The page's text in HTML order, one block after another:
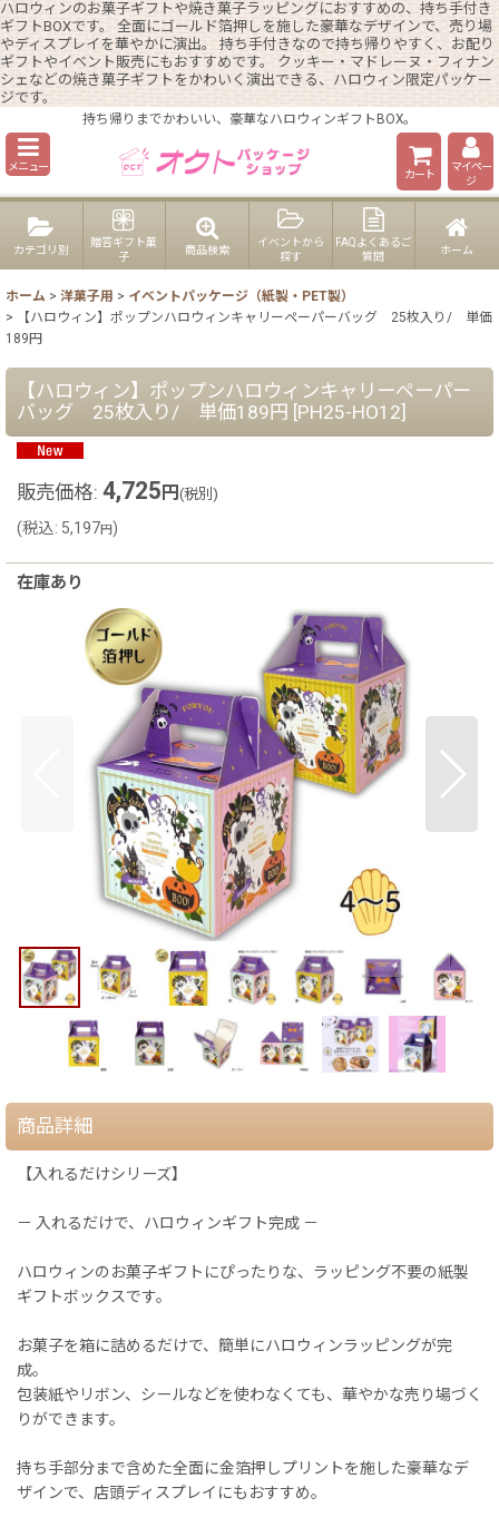
ハロウィンのお菓子ギフトや焼き菓子ラッピングにおすすめの、持ち手付き
ギフトBOXです。 全面にゴールド箔押しを施した豪華なデザインで、売り場
やディスプレイを華やかに演出。 持ち手付きなので持ち帰りやすく、お配り
ギフトやイベント販売にもおすすめです。 クッキー・マドレーヌ・フィナン
シェなどの焼き菓子ギフトをかわいく演出できる、ハロウィン限定パッケー
ジです。
持ち帰りまでかわいい、豪華なハロウィンギフトBOX。
メニュー
カート
マイペー
ジ
カテゴリ別
贈答ギフト菓
子
商品検索
イベントから
探す
FAQよくあるご
質問
ホーム
ホーム > 洋菓子用 > イベントパッケージ（紙製・PET製）
>
【ハロウィン】ポップンハロウィンキャリーペーパーバッグ 25枚入り/ 単価
189円
【ハロウィン】ポップンハロウィンキャリーペーパー
バッグ 25枚入り/ 単価189円 [PH25-HO12]
販売価格: 4,725 円 (税別)
(税込: 5,197円)
在庫あり
商品詳細
【入れるだけシリーズ】
－ 入れるだけで、ハロウィンギフト完成 －
ハロウィンのお菓子ギフトにぴったりな、ラッピング不要の紙製
ギフトボックスです。
お菓子を箱に詰めるだけで、簡単にハロウィンラッピングが完
成。
包装紙やリボン、シールなどを使わなくても、華やかな売り場づく
りができます。
持ち手部分まで含めた全面に金箔押しプリントを施した豪華なデ
ザインで、店頭ディスプレイにもおすすめ。